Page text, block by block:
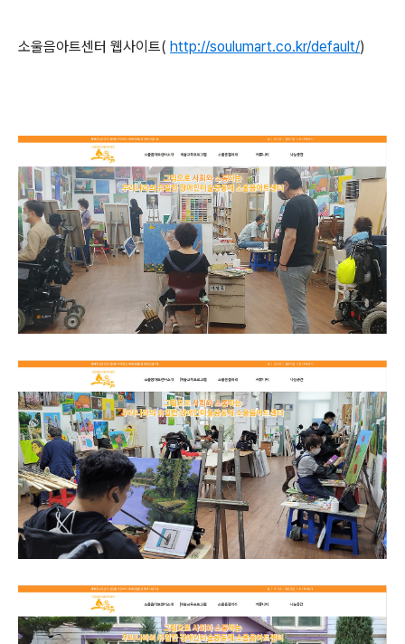
소울음아트센터 웹사이트( http://soulumart.co.kr/default/)